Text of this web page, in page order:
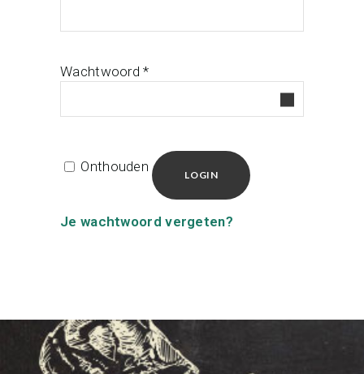
Wachtwoord*Vereist
Onthouden
LOGIN
Je wachtwoord vergeten?